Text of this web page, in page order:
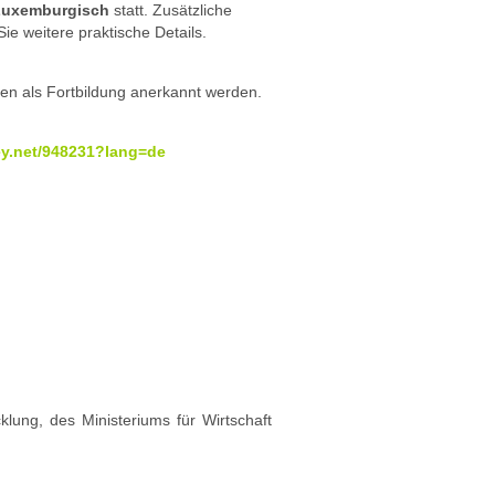
statt. Zusätzliche
weitere praktische Details.
als Fortbildung anerkannt werden.
948231?lang=de
des Ministeriums für Wirtschaft